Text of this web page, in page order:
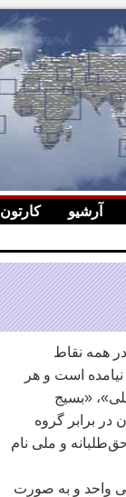
آرشیو کارتون
همه نقاط
نیامده است و هر
«بسیج
در برابر گروه
حقطلبانه و ملی نام
واحد و به صورت